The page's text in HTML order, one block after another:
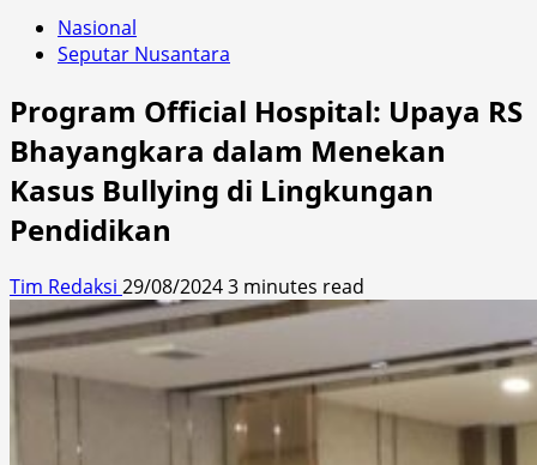
Nasional
Seputar Nusantara
Program Official Hospital: Upaya RS
Bhayangkara dalam Menekan
Kasus Bullying di Lingkungan
Pendidikan
Tim Redaksi 29/08/20243 minutes read